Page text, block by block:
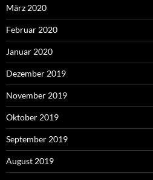
März 2020
Februar 2020
Januar 2020
Dezember 2019
November 2019
Oktober 2019
September 2019
August 2019